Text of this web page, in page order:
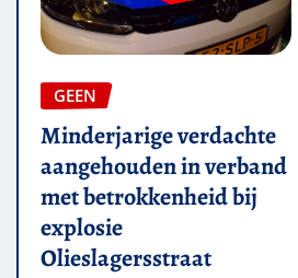
GEEN
Minderjarige verdachte
aangehouden in verband
met betrokkenheid bij
explosie
Olieslagersstraat